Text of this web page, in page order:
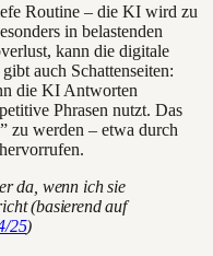
Routine – die KI wird zu
in belastenden
kann die digitale
auch Schattenseiten:
die KI Antworten
Phrasen nutzt. Das
zu werden – etwa durch
da, wenn ich sie
(basierend auf
25)